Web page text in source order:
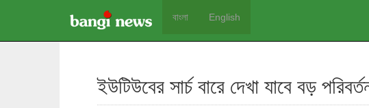
বাংলা English
ইউটিউবের সার্চ বারে দেখা যাবে বড়